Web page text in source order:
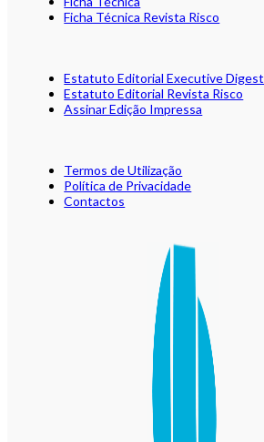
Ficha Técnica Revista Risco
Estatuto Editorial Executive Digest
Estatuto Editorial Revista Risco
Assinar Edição Impressa
Termos de Utilização
Política de Privacidade
Contactos